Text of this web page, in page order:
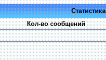
Кол-во сообщений